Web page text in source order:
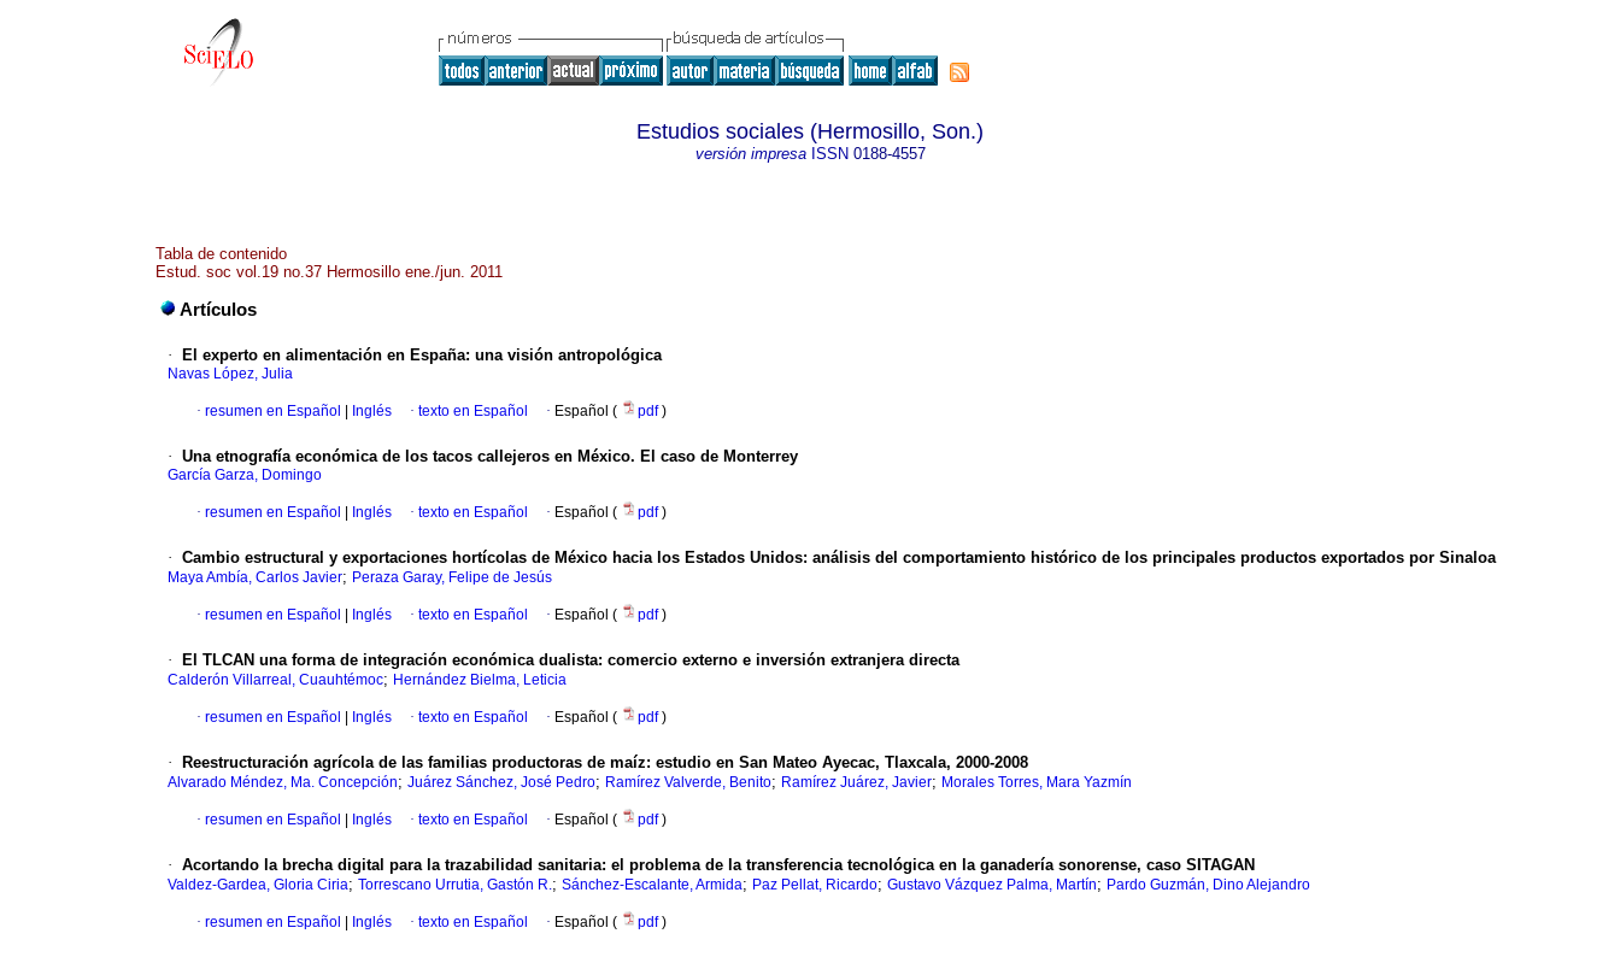
Estudios sociales (Hermosillo, Son.)
versión impresaISSN 0188-4557
Tabla de contenido
Estud. soc vol.19 no.37 Hermosillo ene./jun. 2011
Artículos
· El experto en alimentación en España: una visión antropológica
Navas López, Julia
· resumen en Español Inglés · texto en Español · Español ( pdf)
· Una etnografía económica de los tacos callejeros en México. El caso de Monterrey
García Garza, Domingo
· resumen en Español Inglés · texto en Español · Español ( pdf)
· Cambio estructural y exportaciones hortícolas de México hacia los Estados Unidos: análisis del comportamiento histórico de los principales productos exportados por Sinaloa
Maya Ambía, Carlos Javier; Peraza Garay, Felipe de Jesús
· resumen en Español Inglés · texto en Español · Español ( pdf)
· El TLCAN una forma de integración económica dualista: comercio externo e inversión extranjera directa
Calderón Villarreal, Cuauhtémoc; Hernández Bielma, Leticia
· resumen en Español Inglés · texto en Español · Español ( pdf)
· Reestructuración agrícola de las familias productoras de maíz: estudio en San Mateo Ayecac, Tlaxcala, 2000-2008
Alvarado Méndez, Ma. Concepción; Juárez Sánchez, José Pedro; Ramírez Valverde, Benito; Ramírez Juárez, Javier; Morales Torres, Mara Yazmín
· resumen en Español Inglés · texto en Español · Español ( pdf)
· Acortando la brecha digital para la trazabilidad sanitaria: el problema de la transferencia tecnológica en la ganadería sonorense, caso SITAGAN
Valdez-Gardea, Gloria Ciria; Torrescano Urrutia, Gastón R.; Sánchez-Escalante, Armida; Paz Pellat, Ricardo; Gustavo Vázquez Palma, Martín; Pardo Guzmán, Dino Alejandro
· resumen en Español Inglés · texto en Español · Español ( pdf)